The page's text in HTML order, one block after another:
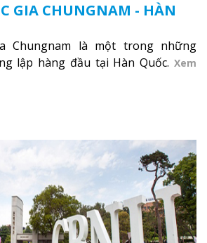
GIA CHUNGNAM - HÀN
Chungnam là một trong những
lập hàng đầu tại Hàn Quốc. Xem